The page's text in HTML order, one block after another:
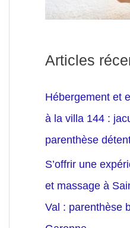
Articles
Hébergement et
à la villa 144 :
parenthèse
S’offrir une
et massage à
Val : parenthèse